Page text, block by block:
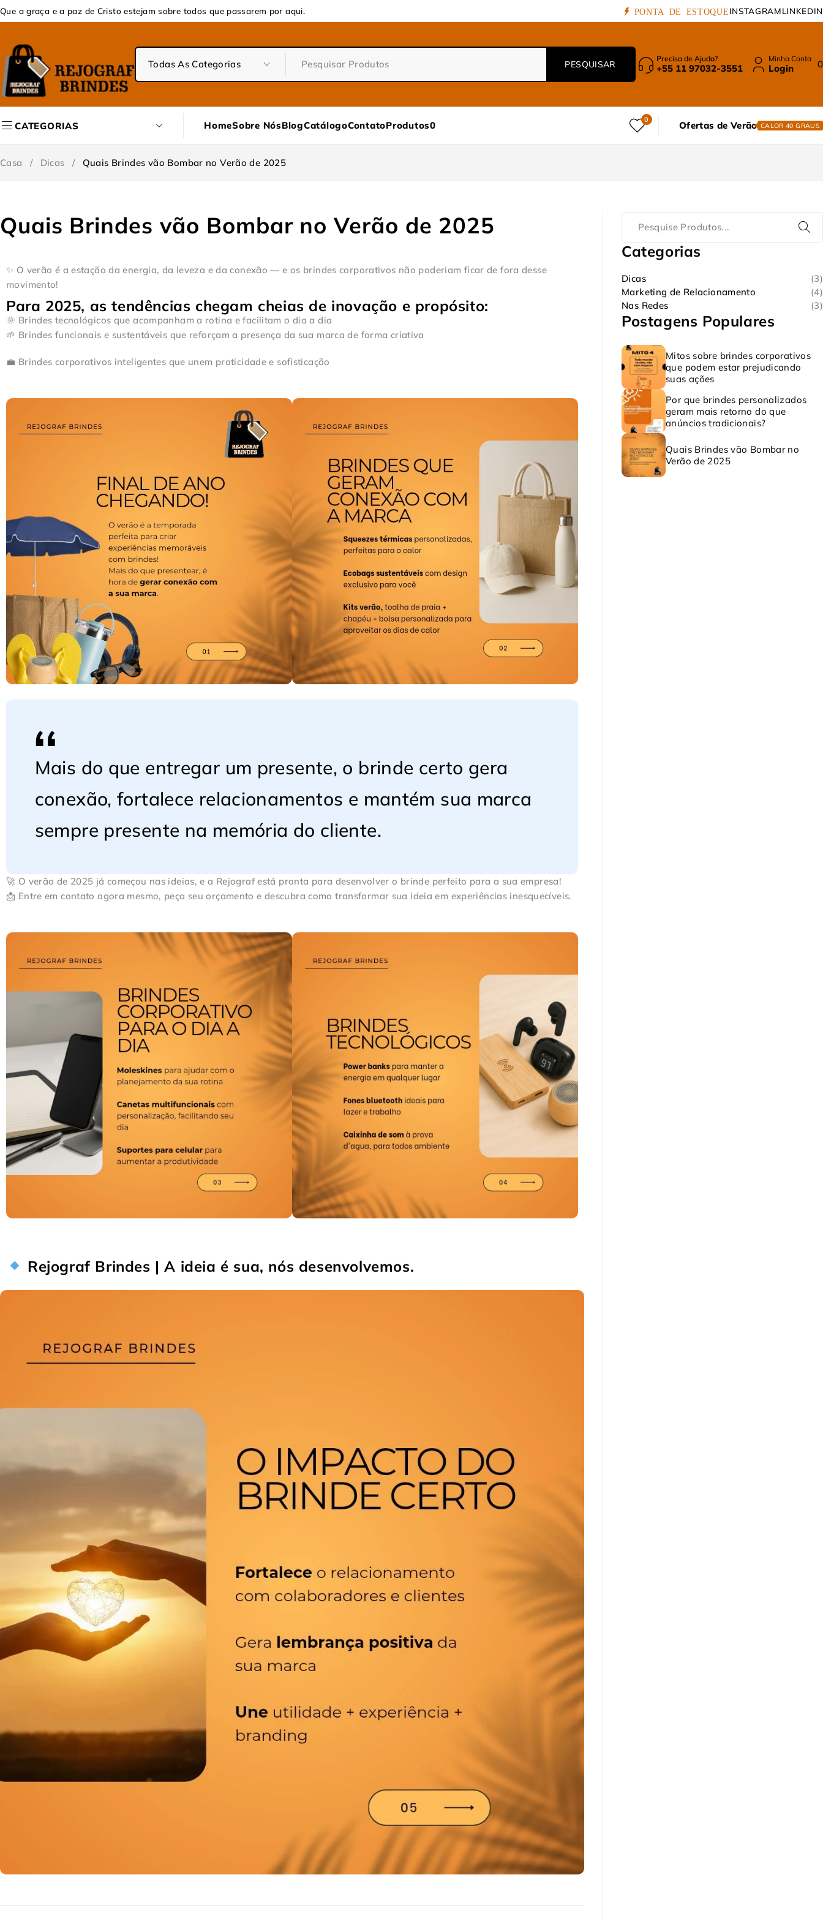
Que a graça e a paz de Cristo estejam sobre todos que passarem por aqui. PONTA DE ESTOQUE INSTAGRAMLINKEDIN
Precisa de Ajuda?
+55 11 97032-3551
Minha Conta
Login 0
CATEGORIAS HomeSobre NósBlogCatálogoContatoProdutos0 0 Ofertas de Verão CALOR 40 GRAUS
Casa / Dicas / Quais Brindes vão Bombar no Verão de 2025
Quais Brindes vão Bombar no Verão de 2025
✨ O verão é a estação da energia, da leveza e da conexão — e os brindes corporativos não poderiam ficar de fora desse
movimento!
Para 2025, as tendências chegam cheias de inovação e propósito:
🌞 Brindes tecnológicos que acompanham a rotina e facilitam o dia a dia
🌱 Brindes funcionais e sustentáveis que reforçam a presença da sua marca de forma criativa
💼 Brindes corporativos inteligentes que unem praticidade e sofisticação
Mais do que entregar um presente, o brinde certo gera
conexão, fortalece relacionamentos e mantém sua marca
sempre presente na memória do cliente.
🚀 O verão de 2025 já começou nas ideias, e a Rejograf está pronta para desenvolver o brinde perfeito para a sua empresa!
📩 Entre em contato agora mesmo, peça seu orçamento e descubra como transformar sua ideia em experiências inesquecíveis.
Rejograf Brindes | A ideia é sua, nós desenvolvemos.
Categorias
Dicas
(3)
Marketing de Relacionamento
(4)
Nas Redes
(3)
Postagens Populares
Mitos sobre brindes corporativos
que podem estar prejudicando
suas ações
Por que brindes personalizados
geram mais retorno do que
anúncios tradicionais?
Quais Brindes vão Bombar no
Verão de 2025